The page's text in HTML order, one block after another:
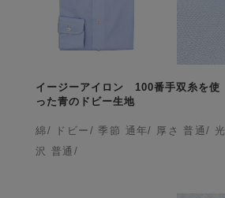
イージーアイロン 100番手双糸を使
った青のドビー生地
綿/ ドビー/ 季節 通年/ 厚さ 普通/ 光
沢 普通/